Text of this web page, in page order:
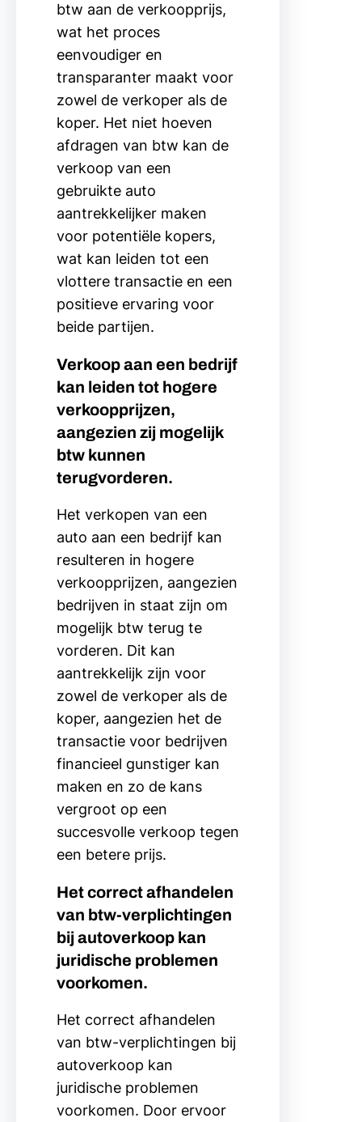
btw aan de verkoopprijs,
wat het proces
eenvoudiger en
transparanter maakt voor
zowel de verkoper als de
koper. Het niet hoeven
afdragen van btw kan de
verkoop van een
gebruikte auto
aantrekkelijker maken
voor potentiële kopers,
wat kan leiden tot een
vlottere transactie en een
positieve ervaring voor
beide partijen.
Verkoop aan een bedrijf
kan leiden tot hogere
verkoopprijzen,
aangezien zij mogelijk
btw kunnen
terugvorderen.
Het verkopen van een
auto aan een bedrijf kan
resulteren in hogere
verkoopprijzen, aangezien
bedrijven in staat zijn om
mogelijk btw terug te
vorderen. Dit kan
aantrekkelijk zijn voor
zowel de verkoper als de
koper, aangezien het de
transactie voor bedrijven
financieel gunstiger kan
maken en zo de kans
vergroot op een
succesvolle verkoop tegen
een betere prijs.
Het correct afhandelen
van btw-verplichtingen
bij autoverkoop kan
juridische problemen
voorkomen.
Het correct afhandelen
van btw-verplichtingen bij
autoverkoop kan
juridische problemen
voorkomen. Door ervoor